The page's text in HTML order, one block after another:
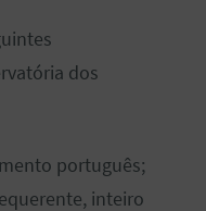
dos
português;
inteiro